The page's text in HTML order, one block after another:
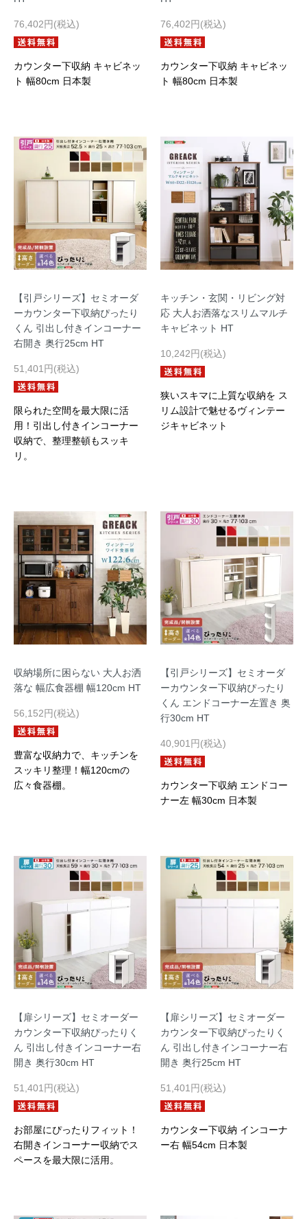
76,402円(税込)
カウンター下収納 キャビネッ
ト 幅80cm 日本製
76,402円(税込)
カウンター下収納 キャビネッ
ト 幅80cm 日本製
【引戸シリーズ】セミオーダ
ーカウンター下収納ぴったり
くん 引出し付きインコーナー
右開き 奥行25cm HT
51,401円(税込)
限られた空間を最大限に活
用！引出し付きインコーナー
収納で、整理整頓もスッキ
リ。
キッチン・玄関・リビング対
応 大人お洒落なスリムマルチ
キャビネット HT
10,242円(税込)
狭いスキマに上質な収納を ス
リム設計で魅せるヴィンテー
ジキャビネット
収納場所に困らない 大人お洒
落な 幅広食器棚 幅120cm HT
56,152円(税込)
豊富な収納力で、キッチンを
スッキリ整理！幅120cmの
広々食器棚。
【引戸シリーズ】セミオーダ
ーカウンター下収納ぴったり
くん エンドコーナー左置き 奥
行30cm HT
40,901円(税込)
カウンター下収納 エンドコー
ナー左 幅30cm 日本製
【扉シリーズ】セミオーダー
カウンター下収納ぴったりく
ん 引出し付きインコーナー右
開き 奥行30cm HT
51,401円(税込)
お部屋にぴったりフィット！
右開きインコーナー収納でス
ペースを最大限に活用。
【扉シリーズ】セミオーダー
カウンター下収納ぴったりく
ん 引出し付きインコーナー右
開き 奥行25cm HT
51,401円(税込)
カウンター下収納 インコーナ
ー右 幅54cm 日本製